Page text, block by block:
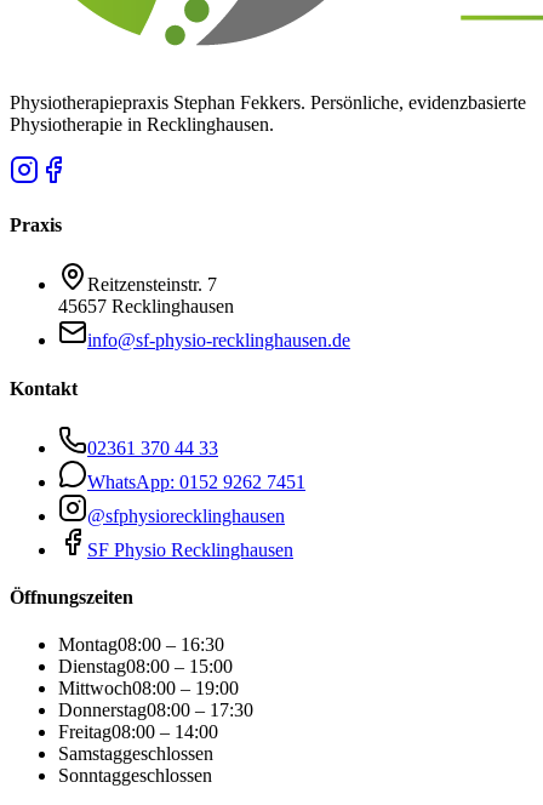
Physiotherapiepraxis Stephan Fekkers. Persönliche, evidenzbasierte
Physiotherapie in Recklinghausen.
Praxis
Reitzensteinstr. 7
45657 Recklinghausen
info@sf-physio-recklinghausen.de
Kontakt
02361 370 44 33
WhatsApp: 0152 9262 7451
@sfphysiorecklinghausen
SF Physio Recklinghausen
Öffnungszeiten
Montag08:00 – 16:30
Dienstag08:00 – 15:00
Mittwoch08:00 – 19:00
Donnerstag08:00 – 17:30
Freitag08:00 – 14:00
Samstaggeschlossen
Sonntaggeschlossen